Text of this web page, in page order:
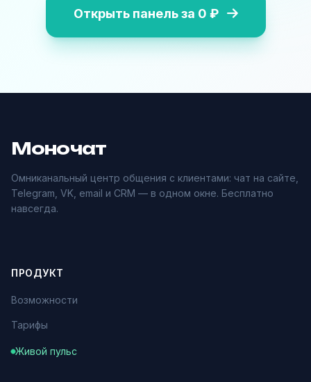
Открыть панель за 0 ₽
Моночат
Омниканальный центр общения с клиентами: чат на сайте,
Telegram, VK, email и CRM — в одном окне. Бесплатно
навсегда.
ПРОДУКТ
Возможности
Тарифы
Живой пульс